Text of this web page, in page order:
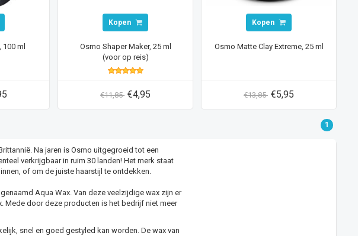
ml
Kopen
Osmo Shaper Maker, 25 ml
(voor op reis)
€11,85 €4,95
Kopen
Osmo Matte Clay Extreme, 25 ml
€13,85 €5,95
1
Na jaren is Osmo uitgegroeid tot een
verkrijgbaar in ruim 30 landen! Het merk staat
of om de juiste haarstijl te ontdekken.
Aqua Wax. Van deze veelzijdige wax zijn er
Mede door deze producten is het bedrijf niet meer
snel en goed gestyled kan worden. De wax van